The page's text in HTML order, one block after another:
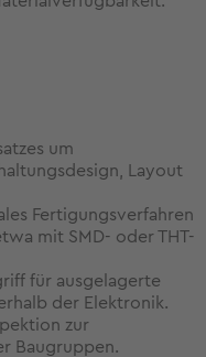
um
Layout
Fertigungsverfahren
mit SMD- oder THT-
für ausgelagerte
der Elektronik.
zur
Baugruppen.